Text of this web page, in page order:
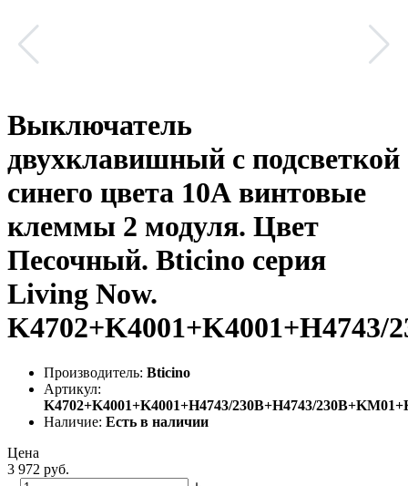
Выключатель
двухклавишный с подсветкой
синего цвета 10А винтовые
клеммы 2 модуля. Цвет
Песочный. Bticino серия
Living Now.
K4702+K4001+K4001+H4743/
Производитель: Bticino
Артикул:
K4702+K4001+K4001+H4743/230B+H4743/
Наличие: Есть в наличии
Цена
3 972 руб.